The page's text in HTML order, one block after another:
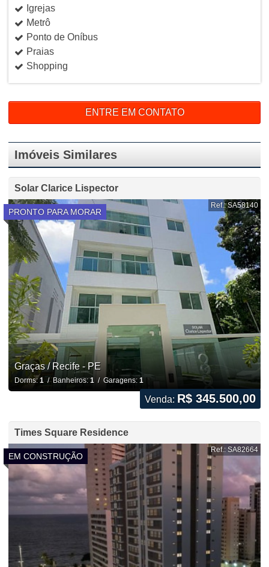
Igrejas
Metrô
Ponto de Oníbus
Praias
Shopping
ENTRE EM CONTATO
Imóveis Similares
Solar Clarice Lispector
PRONTO PARA MORAR
Ref.: SA58140
Graças / Recife - PE
Dorms:1/ Banheiros:1/ Garagens: 1
Venda: R$ 345.500,00
Times Square Residence
EM CONSTRUÇÃO
Ref.: SA82664